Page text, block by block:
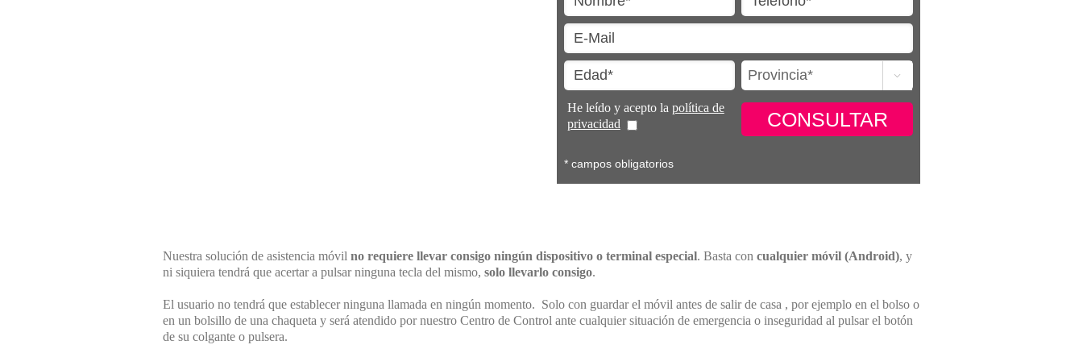

He leído y acepto la política de
privacidad
* campos obligatorios
Nuestra solución de asistencia móvil no requiere llevar consigo ningún dispositivo o terminal especial. Basta con cualquier móvil (Android), y
ni siquiera tendrá que acertar a pulsar ninguna tecla del mismo, solo llevarlo consigo.
El usuario no tendrá que establecer ninguna llamada en ningún momento. Solo con guardar el móvil antes de salir de casa , por ejemplo en el bolso o
en un bolsillo de una chaqueta y será atendido por nuestro Centro de Control ante cualquier situación de emergencia o inseguridad al pulsar el botón
de su colgante o pulsera.